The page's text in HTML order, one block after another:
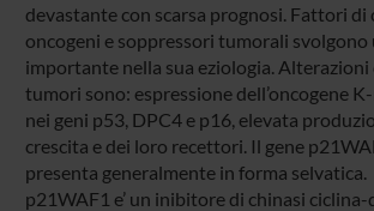
devastante con scarsa prognosi. Fattori di
oncogeni e soppressori tumorali svolgono
importante nella sua eziologia.
tumori sono: espressione dell’oncogene
nei geni p53, DPC4 e p16, elevata
crescita e dei loro recettori. Il gene
presenta generalmente in forma selvatica.
p21WAF1 e’ un inibitore di chinasi